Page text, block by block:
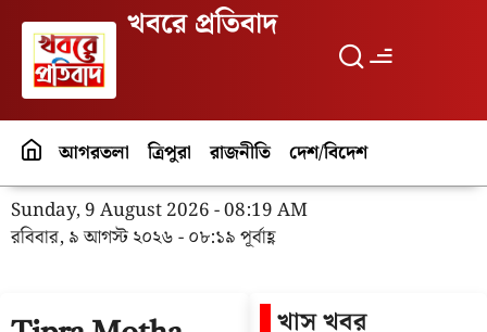
খবরে প্রতিবাদ
আগরতলা ত্রিপুরা রাজনীতি দেশ/বিদেশ
Sunday, 9 August 2026 - 08:19 AM
রবিবার, ৯ আগস্ট ২০২৬ - ০৮:১৯ পূর্বাহ্ণ
খাস খবর